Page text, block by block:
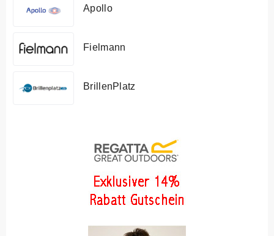
Apollo
Fielmann
BrillenPlatz